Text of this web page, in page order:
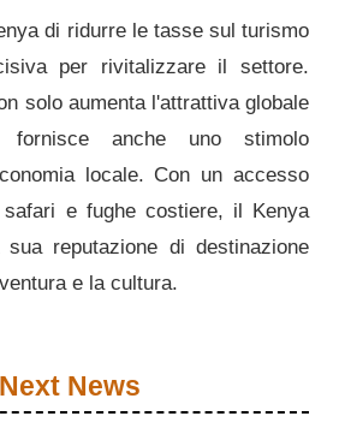
di ridurre le tasse sul turismo
per rivitalizzare il settore.
solo aumenta l'attrattiva globale
anche uno stimolo
locale. Con un accesso
e fughe costiere, il Kenya
reputazione di destinazione
e la cultura.
Next News